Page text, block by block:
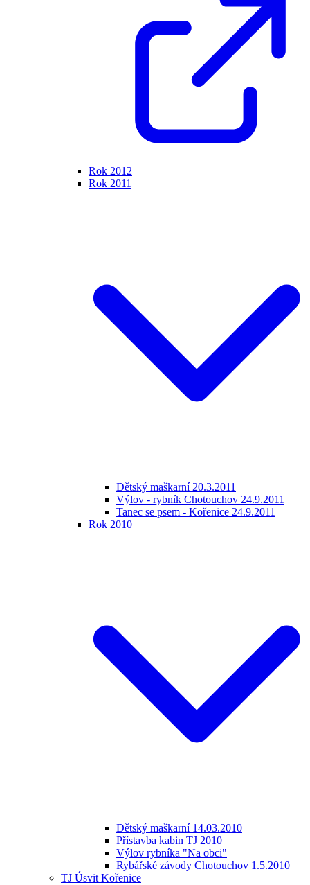
Rok 2012
Rok 2011
Dětský maškarní 20.3.2011
Výlov - rybník Chotouchov 24.9.2011
Tanec se psem - Kořenice 24.9.2011
Rok 2010
Dětský maškarní 14.03.2010
Přístavba kabin TJ 2010
Výlov rybníka "Na obci"
Rybářské závody Chotouchov 1.5.2010
TJ Úsvit Kořenice